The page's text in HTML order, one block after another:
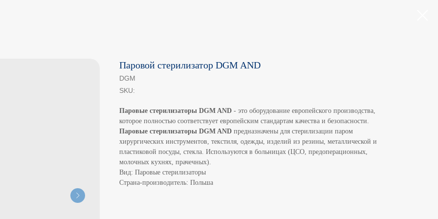
Паровой стерилизатор DGM AND
DGM
SKU:
Паровые стерилизаторы DGM AND - это оборудование европейского производства,
которое полностью соответствует европейским стандартам качества и безопасности.
Паровые стерилизаторы DGM AND предназначены для стерилизации паром
хирургических инструментов, текстиля, одежды, изделий из резины, металлической и
пластиковой посуды, стекла. Используются в больницах (ЦСО, предоперационных,
молочных кухнях, прачечных).
Вид: Паровые стерилизаторы
Страна-производитель: Польша